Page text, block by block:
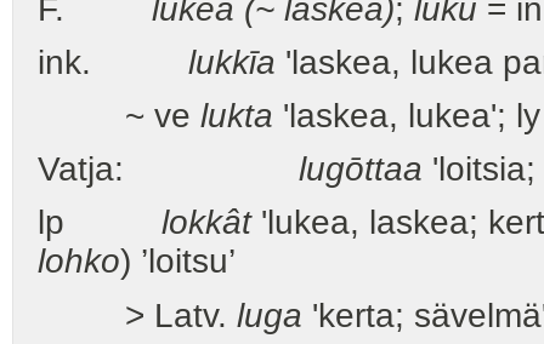
F. lukea (~ laskea); luku =
ink. lukkīa 'laskea, lukea
~ ve lukta 'laskea, lukea';
Vatja: lugōttaa
lp lokkât'lukea, laskea;
lohko) ’loitsu’
> Latv. luga 'kerta;